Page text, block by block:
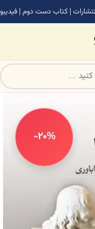
| کتاب دست دوم | فیدیبو
-20%